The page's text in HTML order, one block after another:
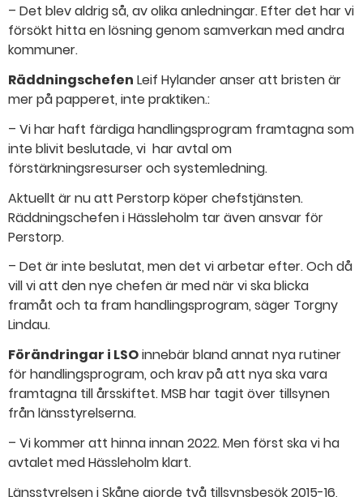
– Det blev aldrig så, av olika anledningar. Efter det har vi
försökt hitta en lösning genom samverkan med andra
kommuner.
Räddningschefen Leif Hylander anser att bristen är
mer på papperet, inte praktiken.:
– Vi har haft färdiga handlingsprogram framtagna som
inte blivit beslutade, vi har avtal om
förstärkningsresurser och systemledning.
Aktuellt är nu att Perstorp köper chefstjänsten.
Räddningschefen i Hässleholm tar även ansvar för
Perstorp.
– Det är inte beslutat, men det vi arbetar efter. Och då
vill vi att den nye chefen är med när vi ska blicka
framåt och ta fram handlingsprogram, säger Torgny
Lindau.
Förändringar i LSOinnebär bland annat nya rutiner
för handlingsprogram, och krav på att nya ska vara
framtagna till årsskiftet. MSB har tagit över tillsynen
från länsstyrelserna.
– Vi kommer att hinna innan 2022. Men först ska vi ha
avtalet med Hässleholm klart.
Länsstyrelsen i Skåne gjorde två tillsynsbesök 2015-16,